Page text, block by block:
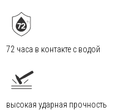
72 часа в контакте с водой
высокая ударная прочность